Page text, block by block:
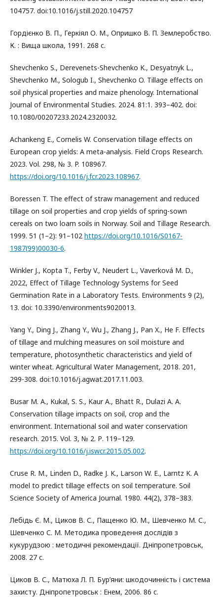
104757. doi:10.1016/j.still.2020.104757
Гордієнко В. П., Геркіял О. М., Опришко В. П. Землеробство.
К. : Вища школа, 1991. 268 с.
Shevchenko S., Derevenets-Shevchenko K., Desyatnyk L.,
Shevchenko M., Sologub I., Shevchenko O. Tillage effects on
soil physical properties and maize phenology. International
Journal of Environmental Studies. 2024. 81:1. 393–402. doi:
10.1080/00207233.2024.2320032.
Achankeng E., Cornelis W. Conservation tillage effects on
European crop yields: A meta-analysis. Field Crops Research.
2023. Vol. 298, № 3. P. 108967.
https://doi.org/10.1016/j.fcr.2023.108967.
Boressen T. The effect of straw management and reduced
tillage on soil properties and crop yields of spring-sown
cereals on two loam soils in Norway. Soil and Tillage Research.
1999. 51 (1–2): 91–102 https://doi.org/10.1016/S0167-
1987(99)00030-6.
Winkler J., Kopta T., Ferby V., Neudert L., Vaverková M. D.,
2022, Effect of Tillage Technology Systems for Seed
Germination Rate in a Laboratory Tests. Environments 9 (2),
13. doi: 10.3390/environments9020013.
Yang Y., Ding J., Zhang Y., Wu J., Zhang J., Pan X., He F. Effects
of tillage and mulching measures on soil moisture and
temperature, photosynthetic characteristics and yield of
winter wheat. Agricultural Water Management, 2018. 201,
299-308. doi:10.1016/j.agwat.2017.11.003.
Busar M. A., Kukal, S. S., Kaur A., Bhatt R., Dulazi A. A.
Conservation tillage impacts on soil, crop and the
environment. International soil and water conservation
research. 2015. Vol. 3, № 2. Р. 119–129.
https://doi.org/10.1016/j.iswcr.2015.05.002.
Cruse R. M., Linden D., Radke J. K., Larson W. E., Larntz K. A
model to predict tillage effects on soil temperature. Soil
Science Society of America Journal. 1980. 44(2), 378–383.
Лебідь Є. М., Циков В. С., Пащенко Ю. М., Шевченко М. С.,
Шевченко С. М. Методика проведення дослідів з
кукурудзою : методичні рекомендації. Дніпропетровськ,
2008. 27 с.
Циков В. С., Матюха Л. П. Бур’яни: шкодочинність і система
захисту. Дніпропетровськ : Енем, 2006. 86 с.